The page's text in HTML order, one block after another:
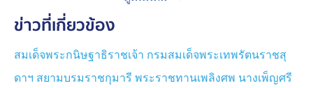
ศึกษาที่โรงเรียนประชาบาลประจำหมู่บ้าน จากนั้น ได้
บรรพชาเมื่อปี 2500 และอุปสมบท ที่วัดหนองขุ่น อำเภอ
ม่วงสามสิบ จังหวัดอุบลราชธานี เมื่อสอบได้เปรียญธรรม 5
ประโยค จึงย้ายไปจำพรรษาที่วัดทองนพคุณ
กรุงเทพมหานคร จนสอบได้เปรียญธรรม 9 ประโยค ได้
ข่าวที่เกี่ยวข้อง
สมเด็จพระกนิษฐาธิราชเจ้า กรมสมเด็จพระเทพรัตนราชสุ
ดาฯ สยามบรมราชกุมารี พระราชทานเพลิงศพ นางเพ็ญศรี